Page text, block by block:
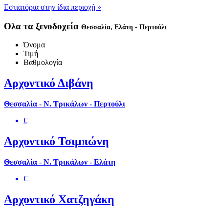
Εστιατόρια στην ίδια περιοχή »
Ολα τα ξενοδοχεία Θεσσαλία, Ελάτη - Περτούλι
Όνομα
Τιμή
Βαθμολογία
Αρχοντικό Διβάνη
Θεσσαλία - Ν. Τρικάλων - Περτούλι
€
Αρχοντικό Τσιμπώνη
Θεσσαλία - Ν. Τρικάλων - Ελάτη
€
Αρχοντικό Χατζηγάκη